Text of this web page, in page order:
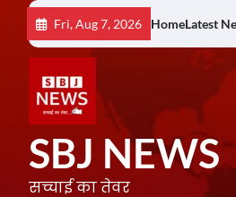
content
Fri, Aug 7, 2026 HomeLatest
SBJ NEWS
सच्चाई का तेवर